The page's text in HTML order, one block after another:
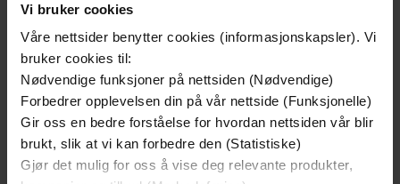
Vi bruker cookies
Våre nettsider benytter cookies (informasjonskapsler). Vi
bruker cookies til:
Nødvendige funksjoner på nettsiden (Nødvendige)
Forbedrer opplevelsen din på vår nettside (Funksjonelle)
Gir oss en bedre forståelse for hvordan nettsiden vår blir
brukt, slik at vi kan forbedre den (Statistiske)
Gjør det mulig for oss å vise deg relevante produkter,
129,-
Minnesota
Jo Nesbø
EBOK
129,-
Utskudd
Jørn Lier Horst
EBOK